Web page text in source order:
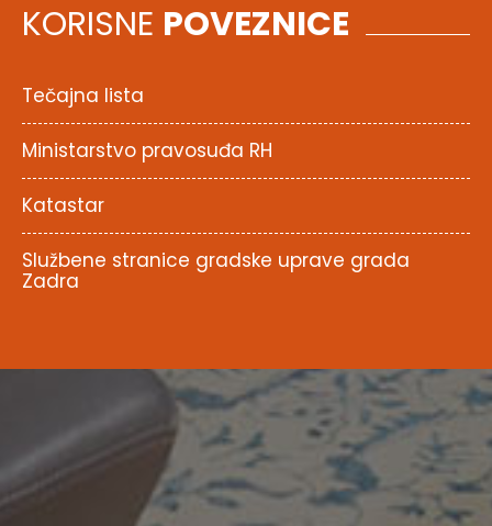
KORISNE POVEZNICE
Tečajna lista
Ministarstvo pravosuđa RH
Katastar
Službene stranice gradske uprave grada
Zadra